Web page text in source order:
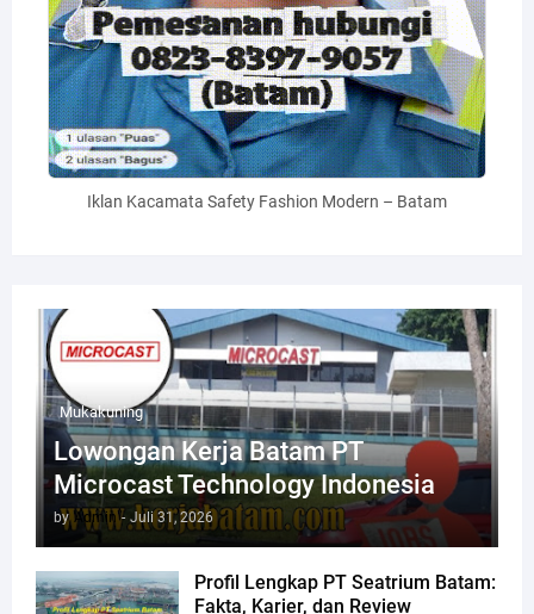
Iklan Kacamata Safety Fashion Modern – Batam
Mukakuning
Lowongan Kerja Batam PT
Microcast Technology Indonesia
by Admin - Juli 31, 2026
Profil Lengkap PT Seatrium Batam:
Fakta, Karier, dan Review